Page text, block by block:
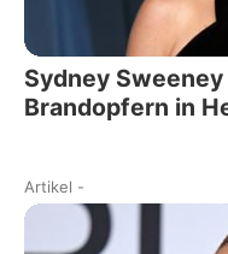
Sydney
Brandopfern in
Artikel -